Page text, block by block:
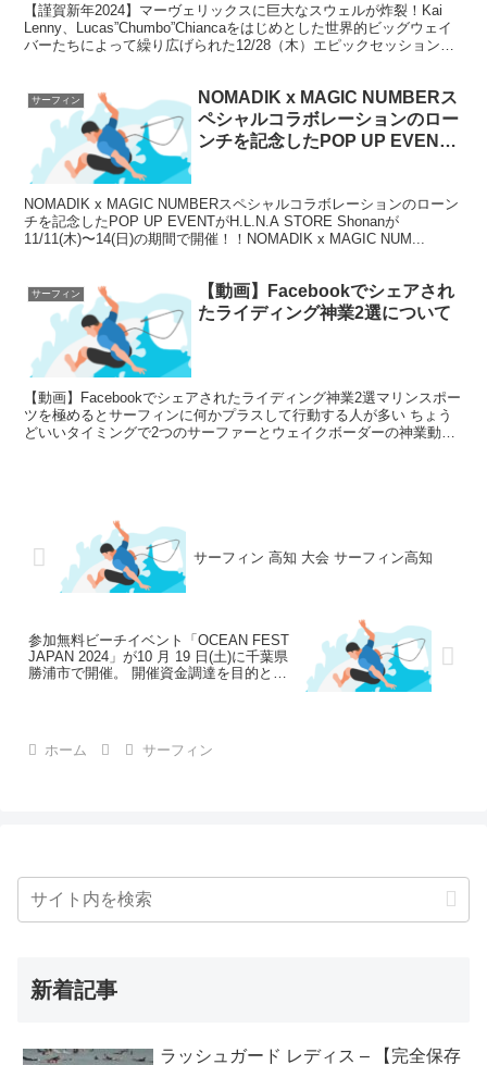
たちによって繰り広げられた
12/28（木）エピックセッション
について
【謹賀新年2024】マーヴェリックスに巨大なスウェルが炸裂！Kai
Lenny、Lucas”Chumbo”Chiancaをはじめとした世界的ビッグウェイ
バーたちによって繰り広げられた12/28（木）エピックセッション
サーフィン
NOMADIK x MAGIC NUMBERス
ペシャルコラボレーションのロー
ンチを記念したPOP UP EVENT
催！！について
NOMADIK x MAGIC NUMBERスペシャルコラボレーションのローン
チを記念したPOP UP EVENTがH.L.N.A STORE Shonanが
11/11(木)〜14(日)の期間で開催！！NOMADIK x MAGIC NUM...
サーフィン
【動画】Facebookでシェアされ
たライディング神業2選について
【動画】Facebookでシェアされたライディング神業2選マリンスポー
ツを極めるとサーフィンに何かプラスして行動する人が多い ちょう
どいいタイミングで2つのサーファーとウェイクボーダーの神業動画
サーフィン 高知 大会 サーフィン高知
参加無料ビーチイベント「OCEAN FEST
JAPAN 2024」が10 月 19 日(土)に千葉県
勝浦市で開催。 開催資金調達を目的とし
ホーム サーフィン
新着記事
ラッシュガード レディス – 【完全保存